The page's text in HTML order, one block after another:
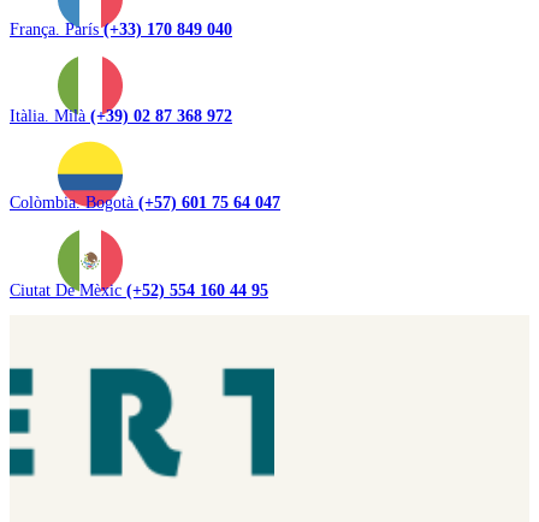
França. París(+33) 170 849 040
Itàlia. Milà (+39) 02 87 368 972
Colòmbia. Bogotà (+57) 601 75 64 047
Ciutat De Mèxic (+52) 554 160 44 95